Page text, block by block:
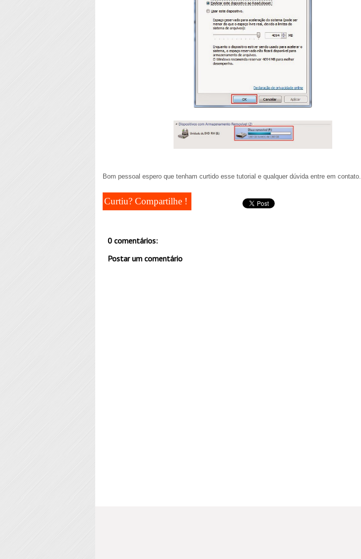
Bom pessoal espero que tenham curtido esse tutorial e qualquer dúvida entre em contato.
Curtiu? Compartilhe !
0 comentários:
Postar um comentário